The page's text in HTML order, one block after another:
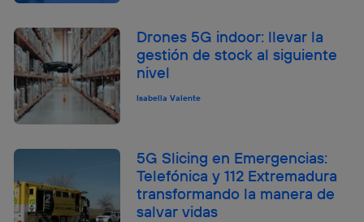
Drones 5G indoor: llevar la
gestión de stock al siguiente
nivel
Isabella Valente
5G Slicing en Emergencias:
Telefónica y 112 Extremadura
transformando la manera de
salvar vidas